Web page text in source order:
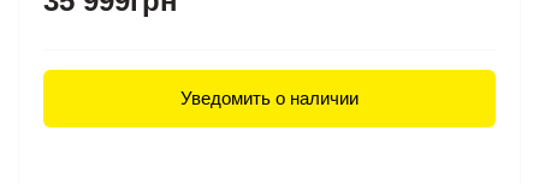
Уведомить о наличии